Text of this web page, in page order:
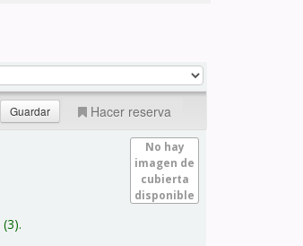
Hacer reserva
No hay
imagen de
cubierta
disponible
(3).